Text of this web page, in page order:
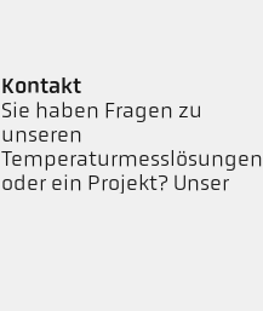
Kontakt
Sie haben Fragen zu
unseren
Temperaturmesslösungen
oder ein Projekt? Unser